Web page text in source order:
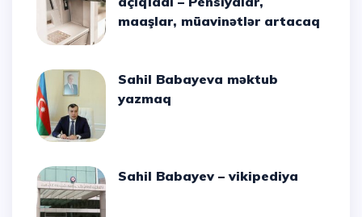
maaşlar, müavinətlər artacaq
Sahil Babayeva məktub
yazmaq
Sahil Babayev – vikipediya